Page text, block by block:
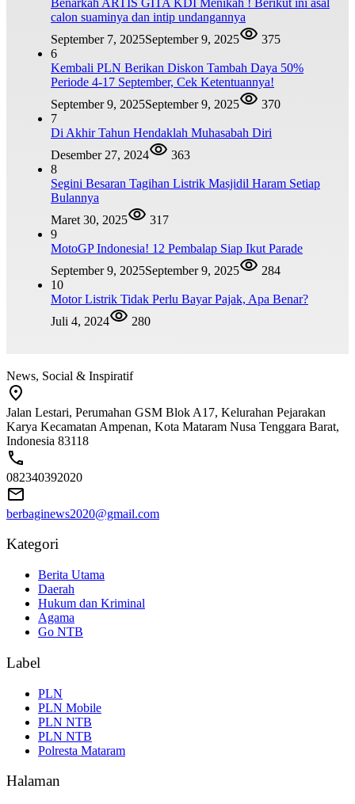
Benarkah ARTIS GITA KDI Menikah ! Berikut ini asal
calon suaminya dan intip undangannya
September 7, 2025September 9, 2025
375
6
Kembali PLN Berikan Diskon Tambah Daya 50%
Periode 4-17 September, Cek Ketentuannya!
September 9, 2025September 9, 2025
370
7
Di Akhir Tahun Hendaklah Muhasabah Diri
Desember 27, 2024
363
8
Segini Besaran Tagihan Listrik Masjidil Haram Setiap
Bulannya
Maret 30, 2025
317
9
MotoGP Indonesia! 12 Pembalap Siap Ikut Parade
September 9, 2025September 9, 2025
284
10
Motor Listrik Tidak Perlu Bayar Pajak, Apa Benar?
Juli 4, 2024
280
News, Social & Inspiratif
Jalan Lestari, Perumahan GSM Blok A17, Kelurahan Pejarakan
Karya Kecamatan Ampenan, Kota Mataram Nusa Tenggara Barat,
Indonesia 83118
082340392020
berbaginews2020@gmail.com
Kategori
Berita Utama
Daerah
Hukum dan Kriminal
Agama
Go NTB
Label
PLN
PLN Mobile
PLN NTB
PLN NTB
Polresta Mataram
Halaman